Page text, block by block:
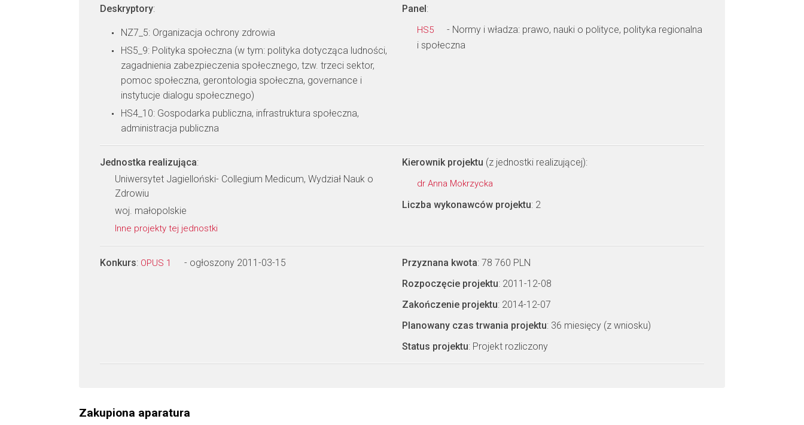
Deskryptory:
NZ7_5: Organizacja ochrony zdrowia
HS5_9: Polityka społeczna (w tym: polityka dotycząca ludności,
zagadnienia zabezpieczenia społecznego, tzw. trzeci sektor,
pomoc społeczna, gerontologia społeczna, governance i
instytucje dialogu społecznego)
HS4_10: Gospodarka publiczna, infrastruktura społeczna,
administracja publiczna
Panel:
HS5
- Normy i władza: prawo, nauki o polityce, polityka regionalna
i społeczna
Jednostka realizująca:
Uniwersytet Jagielloński- Collegium Medicum, Wydział Nauk o
Zdrowiu
woj. małopolskie
Inne projekty tej jednostki
Kierownik projektu (z jednostki realizującej):
dr Anna Mokrzycka
Liczba wykonawców projektu: 2
Konkurs: OPUS 1 - ogłoszony 2011-03-15 Przyznana kwota: 78 760 PLN
Rozpoczęcie projektu: 2011-12-08
Zakończenie projektu: 2014-12-07
Planowany czas trwania projektu: 36 miesięcy (z wniosku)
Status projektu: Projekt rozliczony
Zakupiona aparatura